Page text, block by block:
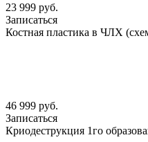
23 999 руб.
Записаться
Костная пластика в ЧЛХ
46 999 руб.
Записаться
Криодеструкция 1го